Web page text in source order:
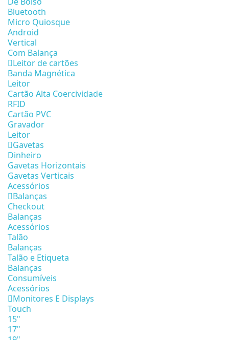
Bluetooth
Micro Quiosque
Android
Vertical
Com Balança
Leitor de cartões
Banda Magnética
Leitor
Cartão Alta Coercividade
RFID
Cartão PVC
Gravador
Leitor
Gavetas
Dinheiro
Gavetas Horizontais
Gavetas Verticais
Acessórios
Balanças
Checkout
Balanças
Acessórios
Talão
Balanças
Talão e Etiqueta
Balanças
Consumíveis
Acessórios
Monitores E Displays
Touch
15"
17"